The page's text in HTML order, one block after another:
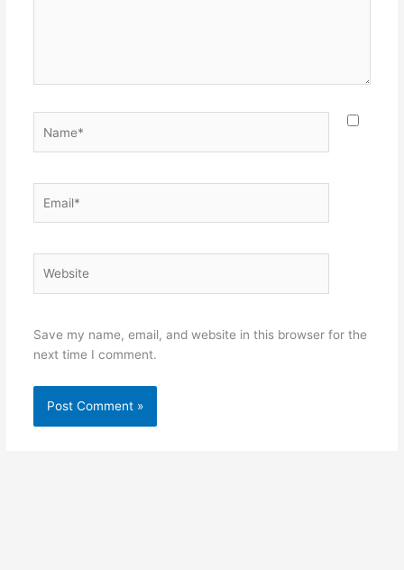
Save my name, email, and website in this browser for the
next time I comment.